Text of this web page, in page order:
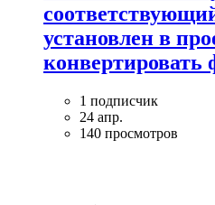
установлен в
конвертировать
1 подписчик
24 апр.
140 просмотров